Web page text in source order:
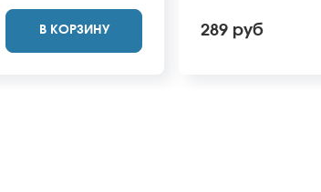
от фото на сайте.
В КОРЗИНУ
фото на сайте.
289 руб